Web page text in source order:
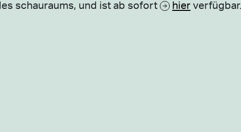
schauraums, und ist ab sofort
hierverfügbar.